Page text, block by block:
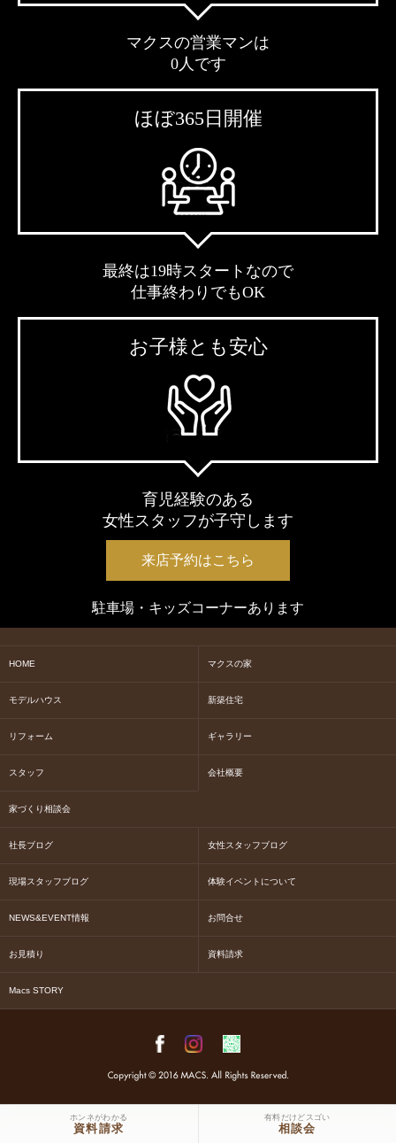
マクスの営業マンは
0人です
ほぼ365日開催
最終は19時スタートなので
仕事終わりでもOK
お子様とも安心
育児経験のある
女性スタッフが子守します
来店予約はこちら
駐車場・キッズコーナーあります
HOME マクスの家
モデルハウス 新築住宅
リフォーム ギャラリー
スタッフ 会社概要
家づくり相談会
社長ブログ 女性スタッフブログ
現場スタッフブログ 体験イベントについて
NEWS&EVENT情報 お問合せ
お見積り 資料請求
Macs STORY
ホンネがわかる
資料請求
有料だけどスゴい
相談会